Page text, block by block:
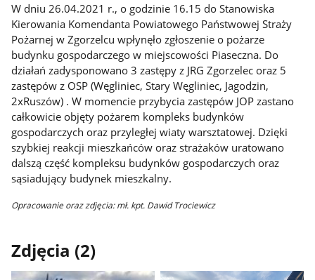
W dniu 26.04.2021 r., o godzinie 16.15 do Stanowiska
Kierowania Komendanta Powiatowego Państwowej Straży
Pożarnej w Zgorzelcu wpłynęło zgłoszenie o pożarze
budynku gospodarczego w miejscowości Piaseczna. Do
działań zadysponowano 3 zastępy z JRG Zgorzelec oraz 5
zastępów z OSP (Węgliniec, Stary Węgliniec, Jagodzin,
2xRuszów) . W momencie przybycia zastępów JOP zastano
całkowicie objęty pożarem kompleks budynków
gospodarczych oraz przyległej wiaty warsztatowej. Dzięki
szybkiej reakcji mieszkańców oraz strażaków uratowano
dalszą część kompleksu budynków gospodarczych oraz
sąsiadujący budynek mieszkalny.
Opracowanie oraz zdjęcia: mł. kpt. Dawid Trociewicz
Zdjęcia (2)